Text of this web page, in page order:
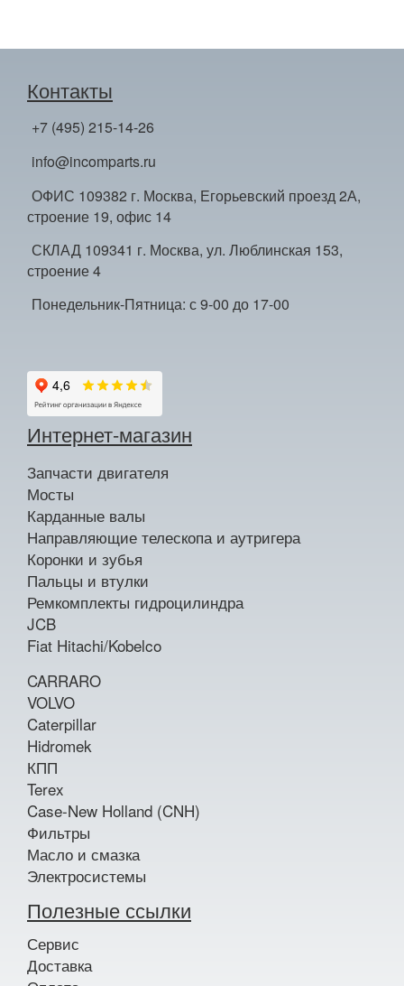
Контакты
+7 (495) 215-14-26
info@incomparts.ru
ОФИС 109382 г. Москва, Егорьевский проезд 2А,
строение 19, офис 14
СКЛАД 109341 г. Москва, ул. Люблинская 153,
строение 4
Понедельник-Пятница: с 9-00 до 17-00
Интернет-магазин
Запчасти двигателя
Мосты
Карданные валы
Направляющие телескопа и аутригера
Коронки и зубья
Пальцы и втулки
Ремкомплекты гидроцилиндра
JCB
Fiat Hitachi/Kobelco
CARRARO
VOLVO
Caterpillar
Hidromek
КПП
Terex
Case-New Holland (CNH)
Фильтры
Масло и смазка
Электросистемы
Полезные ссылки
Сервис
Доставка